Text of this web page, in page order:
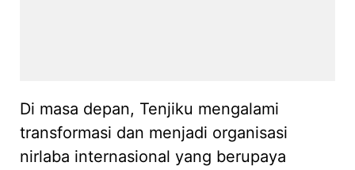
Di masa depan, Tenjiku mengalami
transformasi dan menjadi organisasi
nirlaba internasional yang berupaya